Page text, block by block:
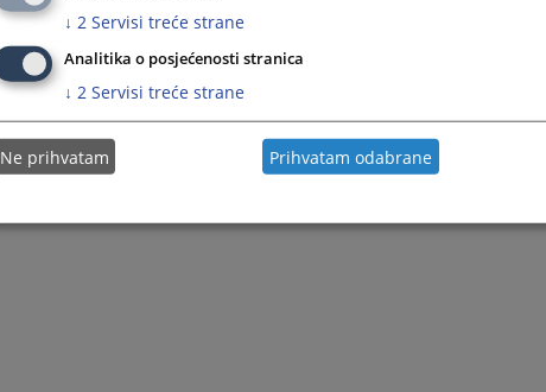
↓ 2 Servisi treće strane
Analitika o posjećenosti stranica
↓ 2 Servisi treće strane
Ne prihvatam Prihvatam odabrane